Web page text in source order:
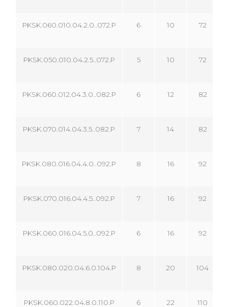
PKSK.060.010.04.2.0..072.P 6 10 72
PKSK.050.010.04.2.5..072.P 5 10 72
PKSK.060.012.04.3.0..082.P 6 12 82
PKSK.070.014.04.3.5..082.P 7 14 82
PKSK.080.016.04.4.0..092.P 8 16 92
PKSK.070.016.04.4.5..092.P 7 16 92
PKSK.060.016.04.5.0..092.P 6 16 92
PKSK.080.020.04.6.0.104.P 8 20 104
PKSK.060.022.04.8.0.110.P 6 22 110